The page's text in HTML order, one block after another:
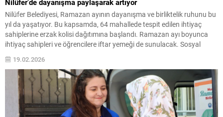
Nilüfer Belediyesi, Ramazan ayının dayanışma ve birliktelik ruhunu bu
yıl da yaşatıyor. Bu kapsamda, 64 mahallede tespit edilen ihtiyaç
sahiplerine erzak kolisi dağıtımına başlandı. Ramazan ayı boyunca
ihtiyaç sahipleri ve öğrencilere iftar yemeği de sunulacak. Sosyal
Ramazan ayında da ihtiyaç sahibi vatandaşları yalnız...
19.02.2026